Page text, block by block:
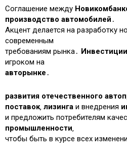
Соглашение между
производство автомобилей ․
Акцент делается на разработку
современным
требованиям рынка․ Инвестиции
игроком на
авторынке ․
развития отечественного
поставок‚ лизинга и внедрения
и предложить потребителям
промышленности‚
чтобы быть в курсе всех